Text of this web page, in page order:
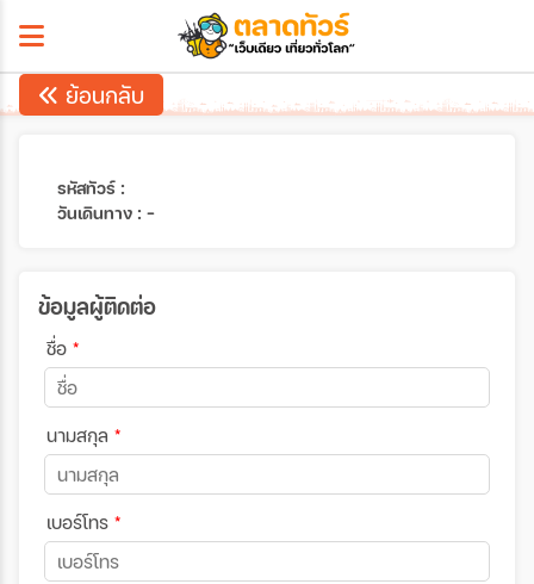
ย้อนกลับ
รหัสทัวร์ :
วันเดินทาง : -
ข้อมูลผู้ติดต่อ
ชื่อ *
นามสกุล *
เบอร์โทร *